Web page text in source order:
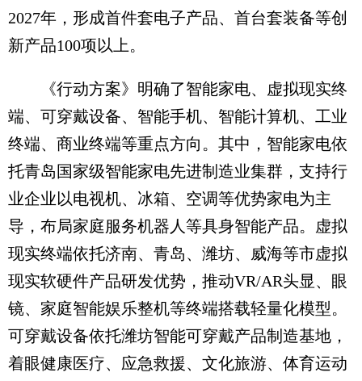
2027年，形成首件套电子产品、首台套装备等创
新产品100项以上。
《行动方案》明确了智能家电、虚拟现实终
端、可穿戴设备、智能手机、智能计算机、工业
终端、商业终端等重点方向。其中，智能家电依
托青岛国家级智能家电先进制造业集群，支持行
业企业以电视机、冰箱、空调等优势家电为主
导，布局家庭服务机器人等具身智能产品。虚拟
现实终端依托济南、青岛、潍坊、威海等市虚拟
现实软硬件产品研发优势，推动VR/AR头显、眼
镜、家庭智能娱乐整机等终端搭载轻量化模型。
可穿戴设备依托潍坊智能可穿戴产品制造基地，
着眼健康医疗、应急救援、文化旅游、体育运动